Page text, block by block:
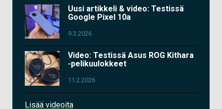
Uusi artikkeli & video: Testissä
Google Pixel 10a
9.3.2026
Video: Testissä Asus ROG Kithara
-pelikuulokkeet
11.2.2026
Lisää videoita